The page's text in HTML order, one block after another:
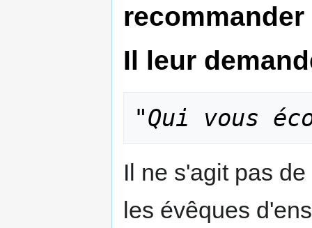
Il leur
"Qui vous
Il ne s'agit pas
les évêques